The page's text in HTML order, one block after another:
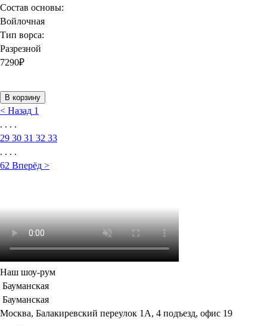
Состав основы:
Войлочная
Тип ворса:
Разрезной
7290₽
В корзину
< Назад 1
. . . .
29 30 31 32 33
. . . .
62 Вперёд >
Наш шоу-рум
Бауманская
Бауманская
Москва, Балакиревский переулок 1А, 4 подъезд, офис 19